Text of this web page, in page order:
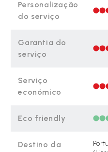
Personalização
do serviço
Garantia do
serviço
Serviço
económico
Eco friendly
Destino da